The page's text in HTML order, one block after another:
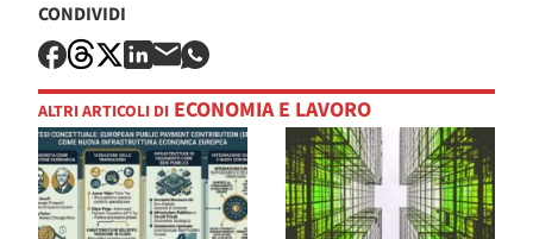
CONDIVIDI
ALTRI ARTICOLI DI ECONOMIA E LAVORO